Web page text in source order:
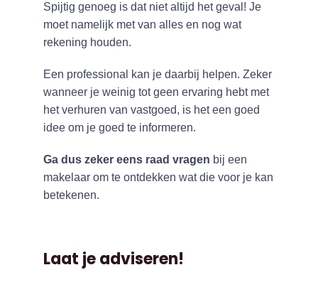
Spijtig genoeg is dat niet altijd het geval! Je
moet namelijk met van alles en nog wat
rekening houden.
Een professional kan je daarbij helpen. Zeker
wanneer je weinig tot geen ervaring hebt met
het verhuren van vastgoed, is het een goed
idee om je goed te informeren.
Ga dus zeker eens raad vragen bij een
makelaar om te ontdekken wat die voor je kan
betekenen.
Laat je adviseren!